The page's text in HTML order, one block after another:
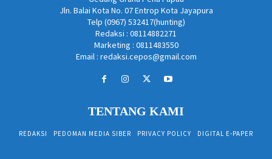
Jln. Balai Kota No. 07 Entrop Kota Jayapura
Telp (0967) 532417(hunting)
Redaksi : 08114882271
Marketing : 0811483550
Email : redaksi.cepos@gmail.com
TENTANG KAMI
REDAKSI PEDOMAN MEDIA SIBER PRIVACY POLICY DIGITAL E-PAPER